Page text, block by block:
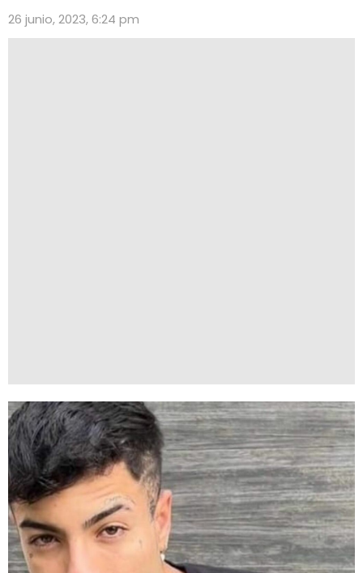
26 junio, 2023, 6:24 pm